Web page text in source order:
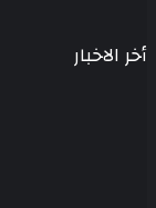
أخر الاخبار